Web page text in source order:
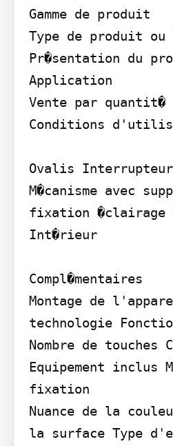
Gamme de produit
Type de produit ou
Pr�sentation du
Application
Vente par
Conditions
Ovalis Interrupteur
M�canisme avec
fixation �clairage
Int�rieur
Compl�mentaires
Montage de
technologie
Nombre de touches
Equipement inclus
fixation
Nuance de la
la surface Type